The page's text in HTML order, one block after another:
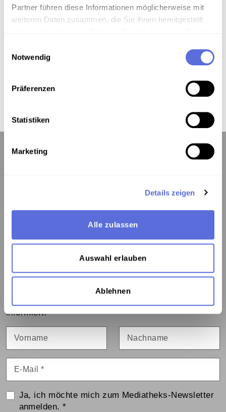
Partner führen diese Informationen möglicherweise mit
weiteren Daten zusammen, die Sie ihnen bereitgestellt
Notwendig
Präferenzen
Statistiken
Marketing
Details zeigen
Alle zulassen
Auswahl erlauben
Ablehnen
1060 Wien, Webgasse 2a
Tel. +43 1 5973669-0
mediathek@mediathek.at
Newsletter:
informiert:
Ja, ich möchte mich zum Mediatheks-Newsletter
anmelden.*